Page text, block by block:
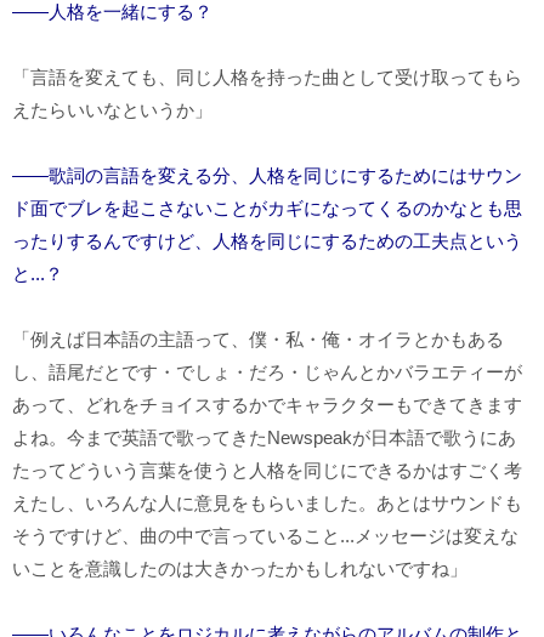
――人格を一緒にする？
「言語を変えても、同じ人格を持った曲として受け取ってもら
えたらいいなというか」
――歌詞の言語を変える分、人格を同じにするためにはサウン
ド面でブレを起こさないことがカギになってくるのかなとも思
ったりするんですけど、人格を同じにするための工夫点という
と...？
「例えば日本語の主語って、僕・私・俺・オイラとかもある
し、語尾だとです・でしょ・だろ・じゃんとかバラエティーが
あって、どれをチョイスするかでキャラクターもできてきます
よね。今まで英語で歌ってきたNewspeakが日本語で歌うにあ
たってどういう言葉を使うと人格を同じにできるかはすごく考
えたし、いろんな人に意見をもらいました。あとはサウンドも
そうですけど、曲の中で言っていること...メッセージは変えな
いことを意識したのは大きかったかもしれないですね」